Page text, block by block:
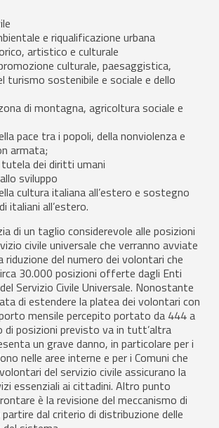
e riqualificazione urbana
artistico e culturale
culturale, paesaggistica,
turismo sostenibile e sociale e dello
di montagna, agricoltura sociale e
pace tra i popoli, della nonviolenza e
armata;
dei diritti umani
sviluppo
cultura italiana all’estero e sostegno
italiani all’estero.
di un taglio considerevole alle posizioni
civile universale che verranno avviate
riduzione del numero dei volontari che
30.000 posizioni offerte dagli Enti
Servizio Civile Universale. Nonostante
di estendere la platea dei volontari con
mensile percepito portato da 444 a
di posizioni previsto va in tutt’altra
un grave danno, in particolare per i
nelle aree interne e per i Comuni che
del servizio civile assicurano la
essenziali ai cittadini. Altro punto
è la revisione del meccanismo di
dal criterio di distribuzione delle